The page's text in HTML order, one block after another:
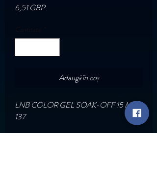
6,51 GBPPreț
Cantitate *
Adaugă în coș
LNB COLOR GEL SOAK-OFF 15 ML
137